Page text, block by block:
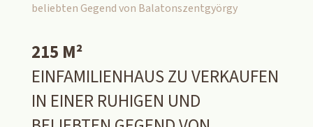
beliebten Gegend von Balatonszentgyörgy
215 M²
EINFAMILIENHAUS ZU VERKAUFEN
IN EINER RUHIGEN UND